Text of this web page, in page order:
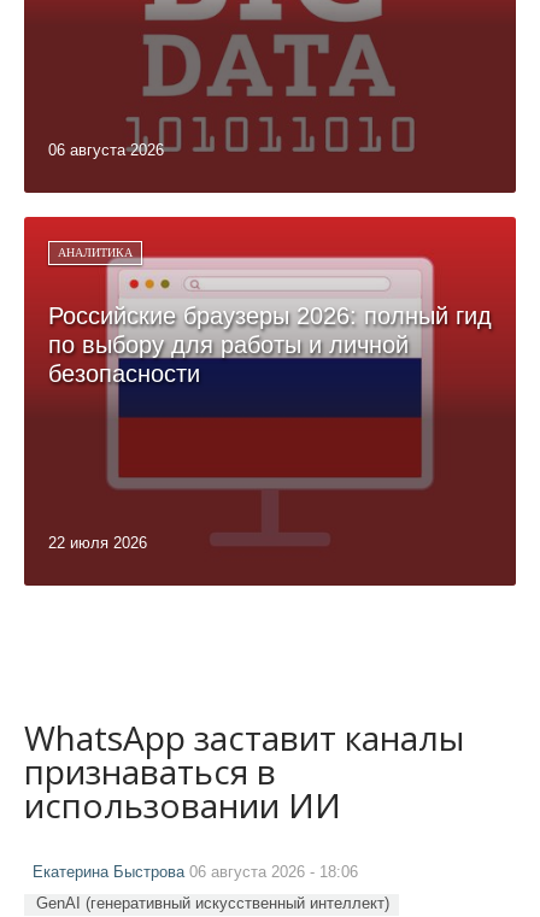
06 августа 2026
АНАЛИТИКА
Российские браузеры 2026: полный гид
по выбору для работы и личной
безопасности
22 июля 2026
WhatsApp заставит каналы
признаваться в
использовании ИИ
Екатерина Быстрова 06 августа 2026 - 18:06
GenAI (генеративный искусственный интеллект)